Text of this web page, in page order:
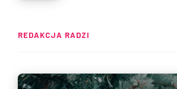
REDAKCJA RADZI